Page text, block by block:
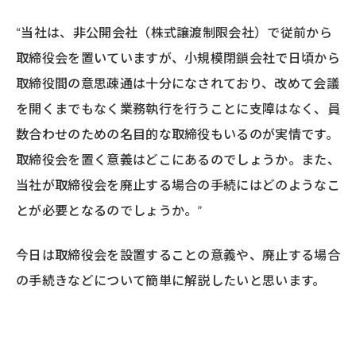
“当社は、非公開会社（株式譲渡制限会社）で従前から
取締役会を置いていますが、小規模閉鎖会社で日頃から
取締役間の意思疎通は十分になされており、改めて会議
を開くまでもなく業務執行を行うことに支障はなく、員
数合わせのための名目的な取締役もいるのが実情です。
取締役会を置く意義はどこにあるのでしょうか。また、
当社が取締役会を廃止する場合の手続にはどのようなこ
とが必要となるのでしょうか。”
今日は取締役会を設置することの意義や、廃止する場合
の手続きなどについて簡単に解説したいと思います。